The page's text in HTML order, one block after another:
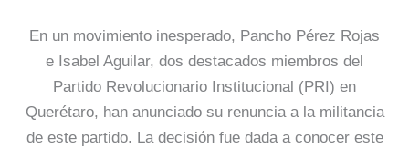
En un movimiento inesperado, Pancho Pérez Rojas
e Isabel Aguilar, dos destacados miembros del
Partido Revolucionario Institucional (PRI) en
Querétaro, han anunciado su renuncia a la militancia
de este partido. La decisión fue dada a conocer este